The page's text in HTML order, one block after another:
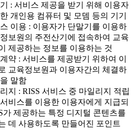
: 서비스 제공을 받기 위해 이용자
개인용 컴퓨터 및 모뎀 등의 기기
이용 : 이용자가 단말기를 이용하
보원의 주전산기에 접속하여 교육
제공하는 정보를 이용하는 것
약 : 서비스를 제공받기 위하여 이
교육정보원과 이용자간의 체결하
말함
지 : RISS 서비스 중 마일리지 적립
비스를 이용한 이용자에게 지급되
가 제공하는 특정 디지털 콘텐츠를
데 사용하도록 만들어진 포인트